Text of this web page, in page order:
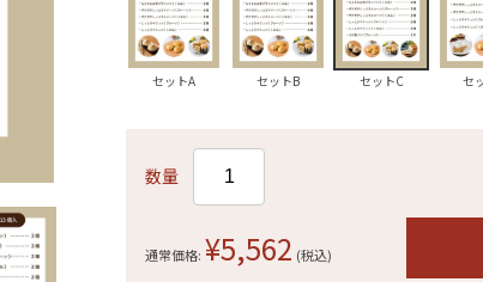
セットA セットB セットC セ
数量
通常価格: ¥5,562 (税込)